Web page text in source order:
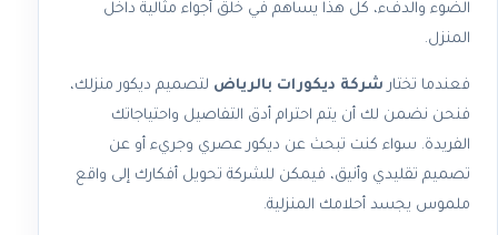
الضوء والدفء، كل هذا يساهم في خلق أجواء مثالية داخل
المنزل.
فعندما تختار شركة ديكورات بالرياض لتصميم ديكور منزلك،
فنحن نضمن لك أن يتم احترام أدق التفاصيل واحتياجاتك
الفريدة. سواء كنت تبحث عن ديكور عصري وجريء أو عن
تصميم تقليدي وأنيق، فيمكن للشركة تحويل أفكارك إلى واقع
ملموس يجسد أحلامك المنزلية.